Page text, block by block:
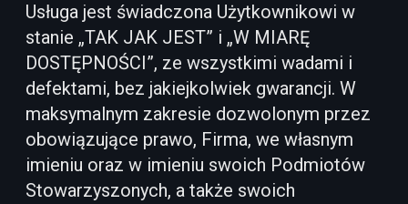
Usługa jest świadczona Użytkownikowi w
stanie „TAK JAK JEST” i „W MIARĘ
DOSTĘPNOŚCI”, ze wszystkimi wadami i
defektami, bez jakiejkolwiek gwarancji. W
maksymalnym zakresie dozwolonym przez
obowiązujące prawo, Firma, we własnym
imieniu oraz w imieniu swoich Podmiotów
Stowarzyszonych, a także swoich